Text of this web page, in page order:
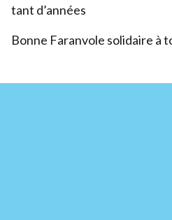
tant d’années
Bonne Faranvole solidaire à